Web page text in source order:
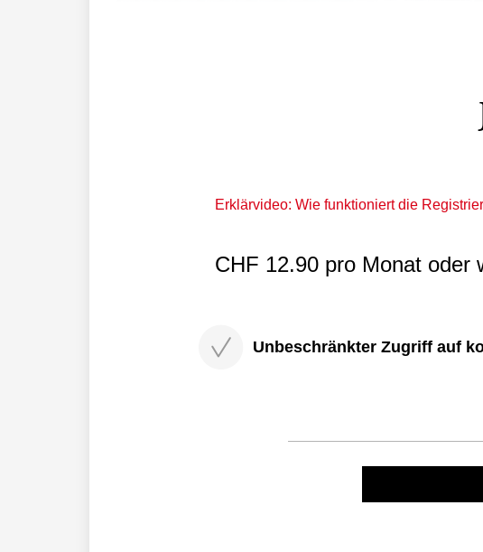
Erklärvideo: Wie funktioniert die
CHF 12.90 pro Monat oder
Unbeschränkter Zugriff auf